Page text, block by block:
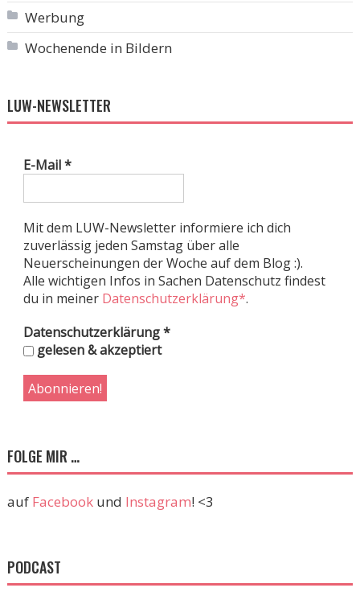
Werbung
Wochenende in Bildern
LUW-NEWSLETTER
E-Mail*
Mit dem LUW-Newsletter informiere ich dich
zuverlässig jeden Samstag über alle
Neuerscheinungen der Woche auf dem Blog :).
Alle wichtigen Infos in Sachen Datenschutz findest
du in meiner Datenschutzerklärung*.
Datenschutzerklärung*
gelesen & akzeptiert
FOLGE MIR …
auf Facebookund Instagram! <3
PODCAST